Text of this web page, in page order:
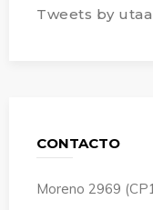
Tweets by
CONTACTO
Moreno 2969